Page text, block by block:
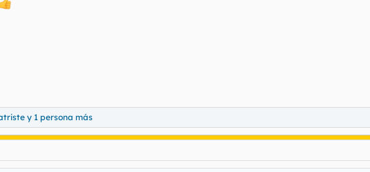
y 1 persona más